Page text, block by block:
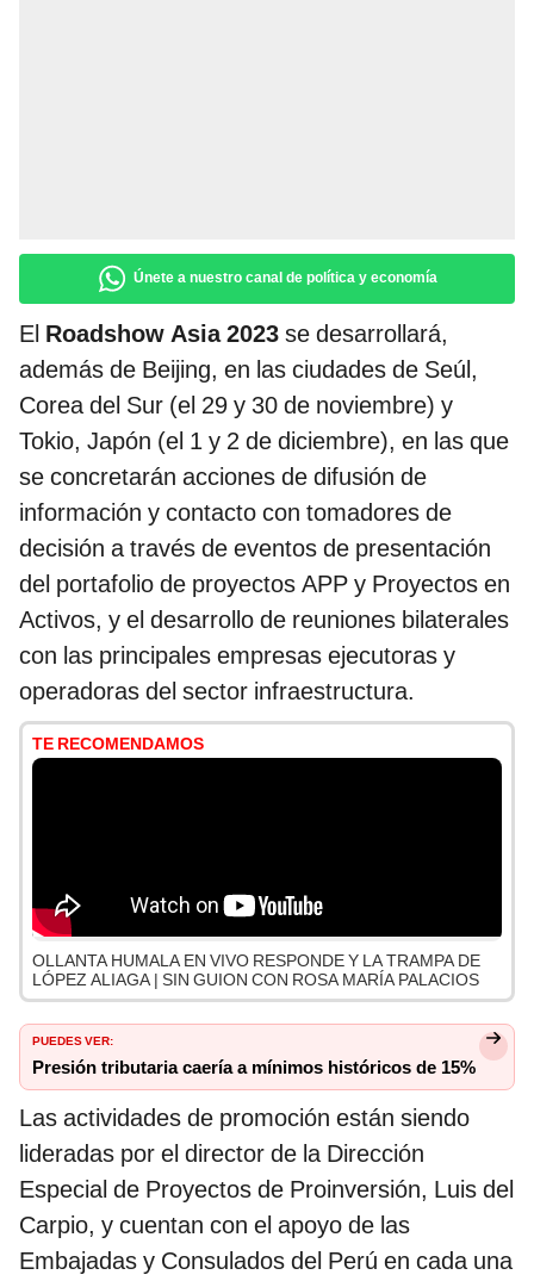
Únete a nuestro canal de política y economía
El Roadshow Asia 2023 se desarrollará,
además de Beijing, en las ciudades de Seúl,
Corea del Sur (el 29 y 30 de noviembre) y
Tokio, Japón (el 1 y 2 de diciembre), en las que
se concretarán acciones de difusión de
información y contacto con tomadores de
decisión a través de eventos de presentación
del portafolio de proyectos APP y Proyectos en
Activos, y el desarrollo de reuniones bilaterales
con las principales empresas ejecutoras y
operadoras del sector infraestructura.
TE RECOMENDAMOS
OLLANTA HUMALA EN VIVO RESPONDE Y LA TRAMPA DE
LÓPEZ ALIAGA | SIN GUION CON ROSA MARÍA PALACIOS
PUEDES VER:
Presión tributaria caería a mínimos históricos de 15%
Las actividades de promoción están siendo
lideradas por el director de la Dirección
Especial de Proyectos de Proinversión, Luis del
Carpio, y cuentan con el apoyo de las
Embajadas y Consulados del Perú en cada una